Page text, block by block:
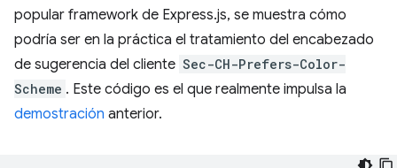
popular framework de Express.js, se muestra cómo
podría ser en la práctica el tratamiento del encabezado
de sugerencia del cliente Sec-CH-Prefers-Color-
Scheme . Este código es el que realmente impulsa la
demostración anterior.